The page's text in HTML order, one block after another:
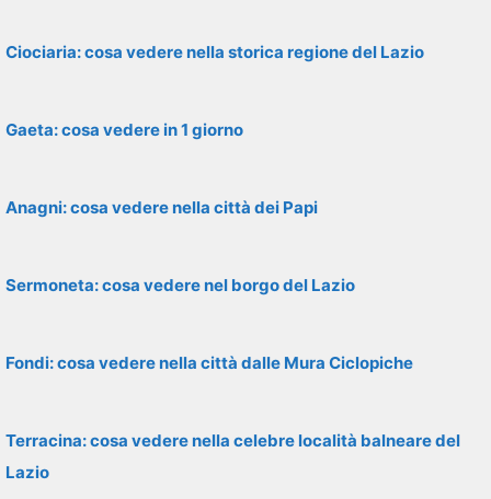
Ciociaria: cosa vedere nella storica regione del Lazio
Gaeta: cosa vedere in 1 giorno
Anagni: cosa vedere nella città dei Papi
Sermoneta: cosa vedere nel borgo del Lazio
Fondi: cosa vedere nella città dalle Mura Ciclopiche
Terracina: cosa vedere nella celebre località balneare del
Lazio